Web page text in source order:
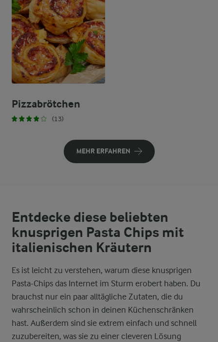
Pizzabrötchen
(13)
MEHR ERFAHREN
Entdecke diese beliebten
knusprigen Pasta Chips mit
italienischen Kräutern
Es ist leicht zu verstehen, warum diese knusprigen
Pasta-Chips das Internet im Sturm erobert haben. Du
brauchst nur ein paar alltägliche Zutaten, die du
wahrscheinlich schon in deinen Küchenschränken
hast. Außerdem sind sie extrem einfach und schnell
zuzubereiten, was sie zu einer cleveren Lösung